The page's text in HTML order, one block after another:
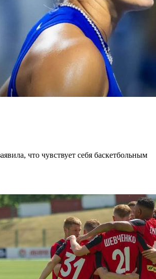
что чувствует себя баскетбольным